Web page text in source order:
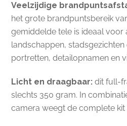
Veelzijdige
het grote brandpuntsbereik
gemiddelde tele is ideaal voor
landschappen,
portretten, detailopnamen en
Licht en draagbaar: dit full-
slechts 350 gram. In
camera weegt de complete kit